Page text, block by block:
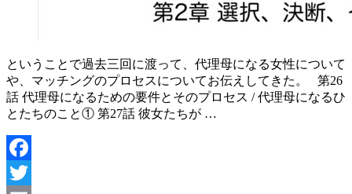
ということで過去三回に渡って、代理母になる女性について
や、マッチングのプロセスについてお伝えしてきた。 第26
話 代理母になるための要件とそのプロセス / 代理母になるひ
とたちのこと① 第27話 彼女たちが …
Facebook